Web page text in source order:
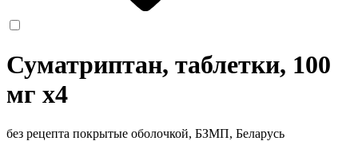
Суматриптан, таблетки, 100
мг x4
без рецепта покрытые оболочкой, БЗМП, Беларусь